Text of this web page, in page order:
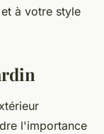
à votre style
l'importance